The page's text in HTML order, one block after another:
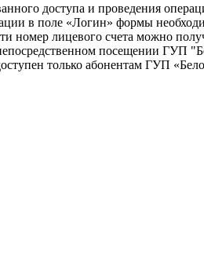
доступа и проведения
в поле «Логин» формы
лицевого счета можно
посещении ГУП
только абонентам ГУП